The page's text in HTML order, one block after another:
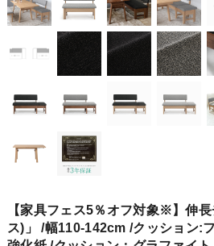
【家具フェス5％オフ対象※】伸
ス)」 /幅110-142cm /クッション: